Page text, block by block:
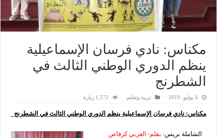
مكناس: نادي فرسان الإسماعيلية
ينظم الدوري الوطني الثالث في
الشطرنج
6 يوليو، 2019 تربية وتعليم 1,572 زيارة
مكناس: نادي فرسان الإسماعيلية ينظم الدوري الوطني الثالث في الشطرنج
الشاملة بريس: بقلم- العربي كرفاص